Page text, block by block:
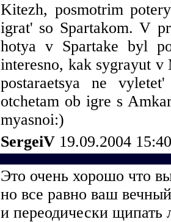
Kitezh, posmotrim
igrat' so Spartakom. V
hotya v Spartake byl
interesno, kak sygrayut
postaraetsya ne
otchetam ob igre s
myasnoi:)
SergeiV 19.09.2004
Это очень хорошо что
но все равно ваш
и переодически щипать